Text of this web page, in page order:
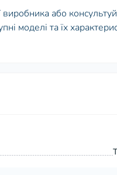
виробника або
моделі та їх